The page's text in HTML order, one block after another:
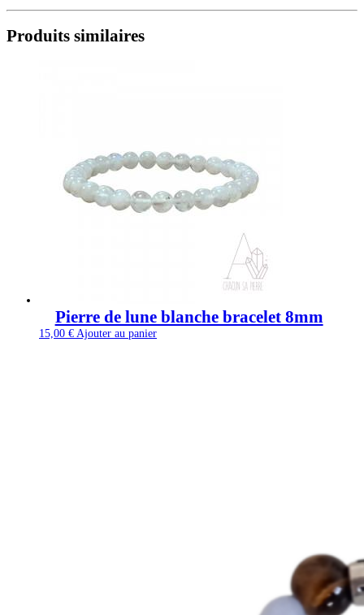
Produits similaires
Pierre de lune blanche bracelet 8mm
15,00 € Ajouter au panier